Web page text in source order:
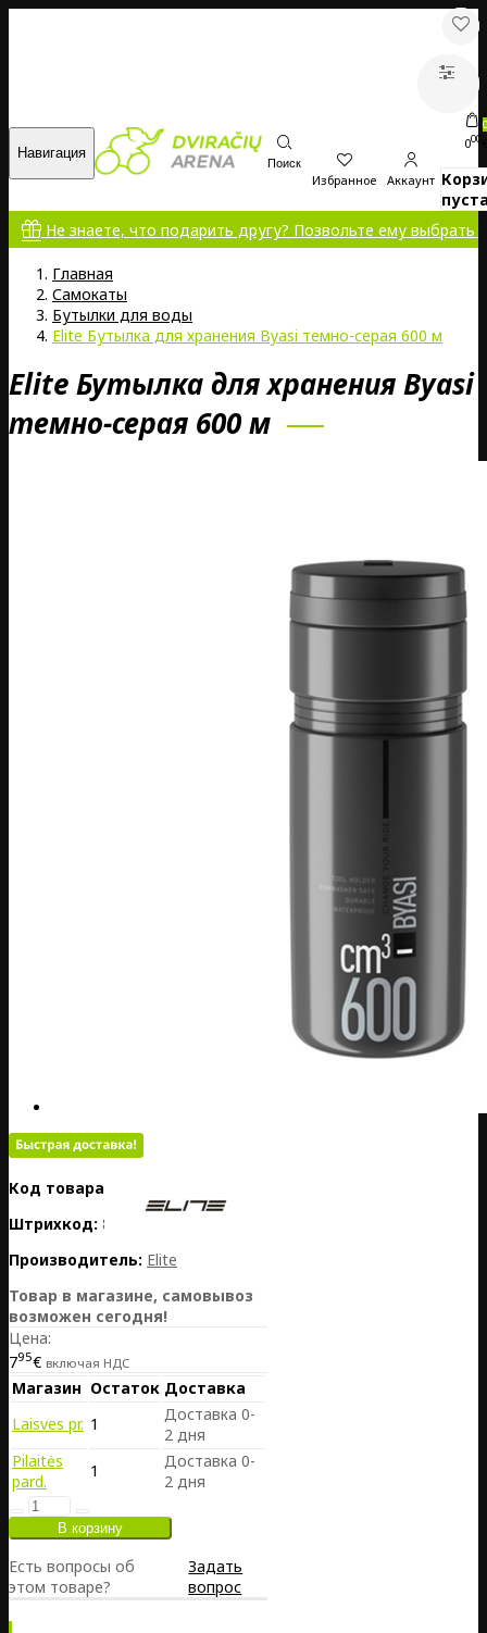
Навигация
Поиск
Избранное Аккаунт
0
000
Не знаете, что подарить другу? Позвольте ему выбрать
Главная
Самокаты
Бутылки для воды
Elite Бутылка для хранения Byasi темно-серая 600 м
Elite Бутылка для хранения Byasi
темно-серая 600 м
Код товара:
Штрихкод: 8020775040751
Производитель: Elite
Товар в магазине, самовывоз
возможен сегодня!
Цена:
795€ включая НДС
Магазин Остаток Доставка
Laisves pr. 1
Доставка 0-
2 дня
Pilaitės
pard.
1
Доставка 0-
2 дня
Есть вопросы об
этом товаре?
Задать
вопрос